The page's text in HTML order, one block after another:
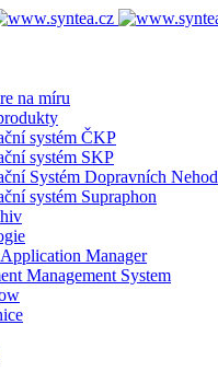
na míru
systém ČKP
systém SKP
Systém Dopravních Nehod
systém Supraphon
Manager
Management System